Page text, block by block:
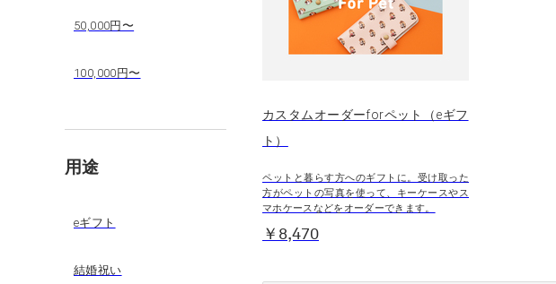
50,000円〜
100,000円〜
用途
eギフト
結婚祝い
カスタムオーダーforペット（eギフ
ト）
ペットと暮らす方へのギフトに。受け取った
方がペットの写真を使って、キーケースやス
マホケースなどをオーダーできます。
￥8,470